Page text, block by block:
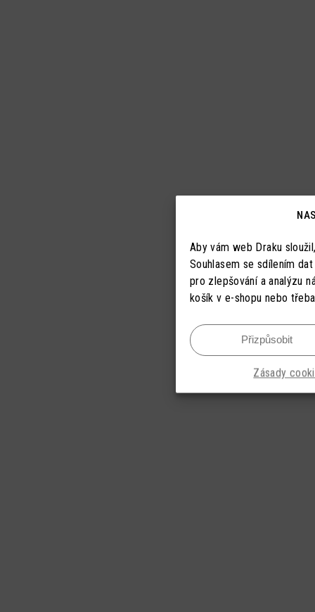
Aby vám web Draku
Souhlasem se sdílením
pro zlepšování a analýzu
košík v e-shopu nebo
Přizpůsobit
Zásady